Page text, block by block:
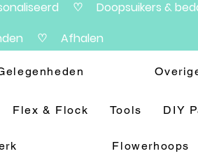
♡ Doopsuikers &
♡ Afhalen
Flex & Flock Tools DIY
Flowerhoops